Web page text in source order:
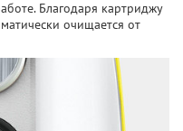
Благодаря картриджу
очищается от